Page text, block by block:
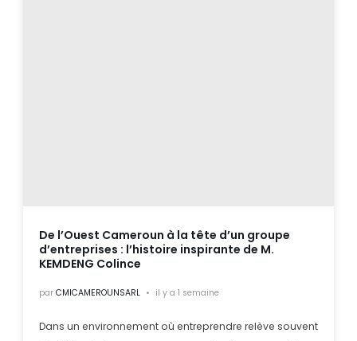
De l’Ouest Cameroun à la tête d’un groupe
d’entreprises : l’histoire inspirante de M.
KEMDENG Colince
par CMICAMEROUNSARL il y a 1 semaine
Dans un environnement où entreprendre relève souvent